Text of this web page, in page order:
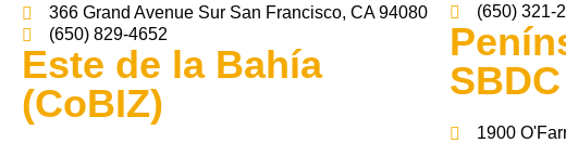
366 Grand Avenue Sur San Francisco, CA 94080
(650) 829-4652
Este de la Bahía
(CoBIZ)
(650) 321-
SBDC
1900